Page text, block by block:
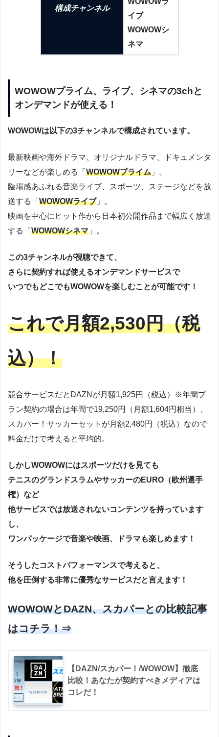
構成チャンネル
イブ
WOWOWシ
ネマ
WOWOWプライム、ライブ、シネマの3chと
オンデマンドが使える！
WOWOWは以下の3チャンネルで構成されています。
最新映画や海外ドラマ、オリジナルドラマ、ドキュメンタ
リーなどが楽しめる「 WOWOWプライム 」。
臨場感あふれる音楽ライブ、スポーツ、ステージなどを放
送する「 WOWOWライブ」。
映画を中心にヒット作から日本初公開作品まで幅広く放送
する「 WOWOWシネマ 」。
この3チャンネルが視聴できて、
さらに契約すれば使えるオンデマンドサービスで
いつでもどこでもWOWOWを楽しむことが可能です！
これで月額2,530円（税
込）！
競合サービスだとDAZNが月額1,925円（税込）※年間プ
ラン契約の場合は年間で19,250円（月額1,604円相当）、
スカパー！サッカーセットが月額2,480円（税込）なので
料金だけで考えると平均的。
しかしWOWOWにはスポーツだけを見ても
テニスのグランドスラムやサッカーのEURO（欧州選手
権）など
他サービスでは放送されないコンテンツを持っています
し、
ワンパッケージで音楽や映画、ドラマも楽しめます！
そうしたコストパフォーマンスで考えると、
他を圧倒する非常に優秀なサービスだと言えます！
WOWOWとDAZN、スカパーとの比較記事
はコチラ！⇒
【DAZN/スカパー！/WOWOW】徹底
比較！あなたが契約すべきメディアは
コレだ！